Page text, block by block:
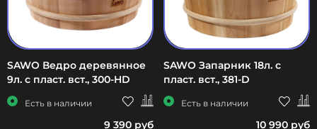
SAWO Ведро деревянное
9л. с пласт. вст., 300-HD
Есть в наличии
9 390 руб
SAWO Запарник 18л. с
пласт. вст., 381-D
Есть в наличии
10 990 руб